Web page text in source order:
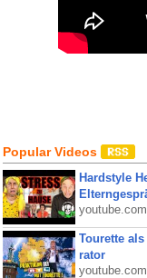
Popular Videos
Hardstyle
youtube.com
Tourette
rator
youtube.com